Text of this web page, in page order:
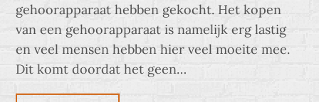
gehoorapparaat hebben gekocht. Het kopen
van een gehoorapparaat is namelijk erg lastig
en veel mensen hebben hier veel moeite mee.
Dit komt doordat het geen…